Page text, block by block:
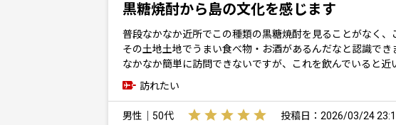
黒糖焼酎から島の文化を感じます
普段なかなか近所でこの種類の黒糖焼酎を見ることがなく、
その土地土地でうまい食べ物・お酒があるんだなと認識でき
なかなか簡単に訪問できないですが、これを飲んでいると近
訪れたい
男性｜50代 投稿日：2026/03/24